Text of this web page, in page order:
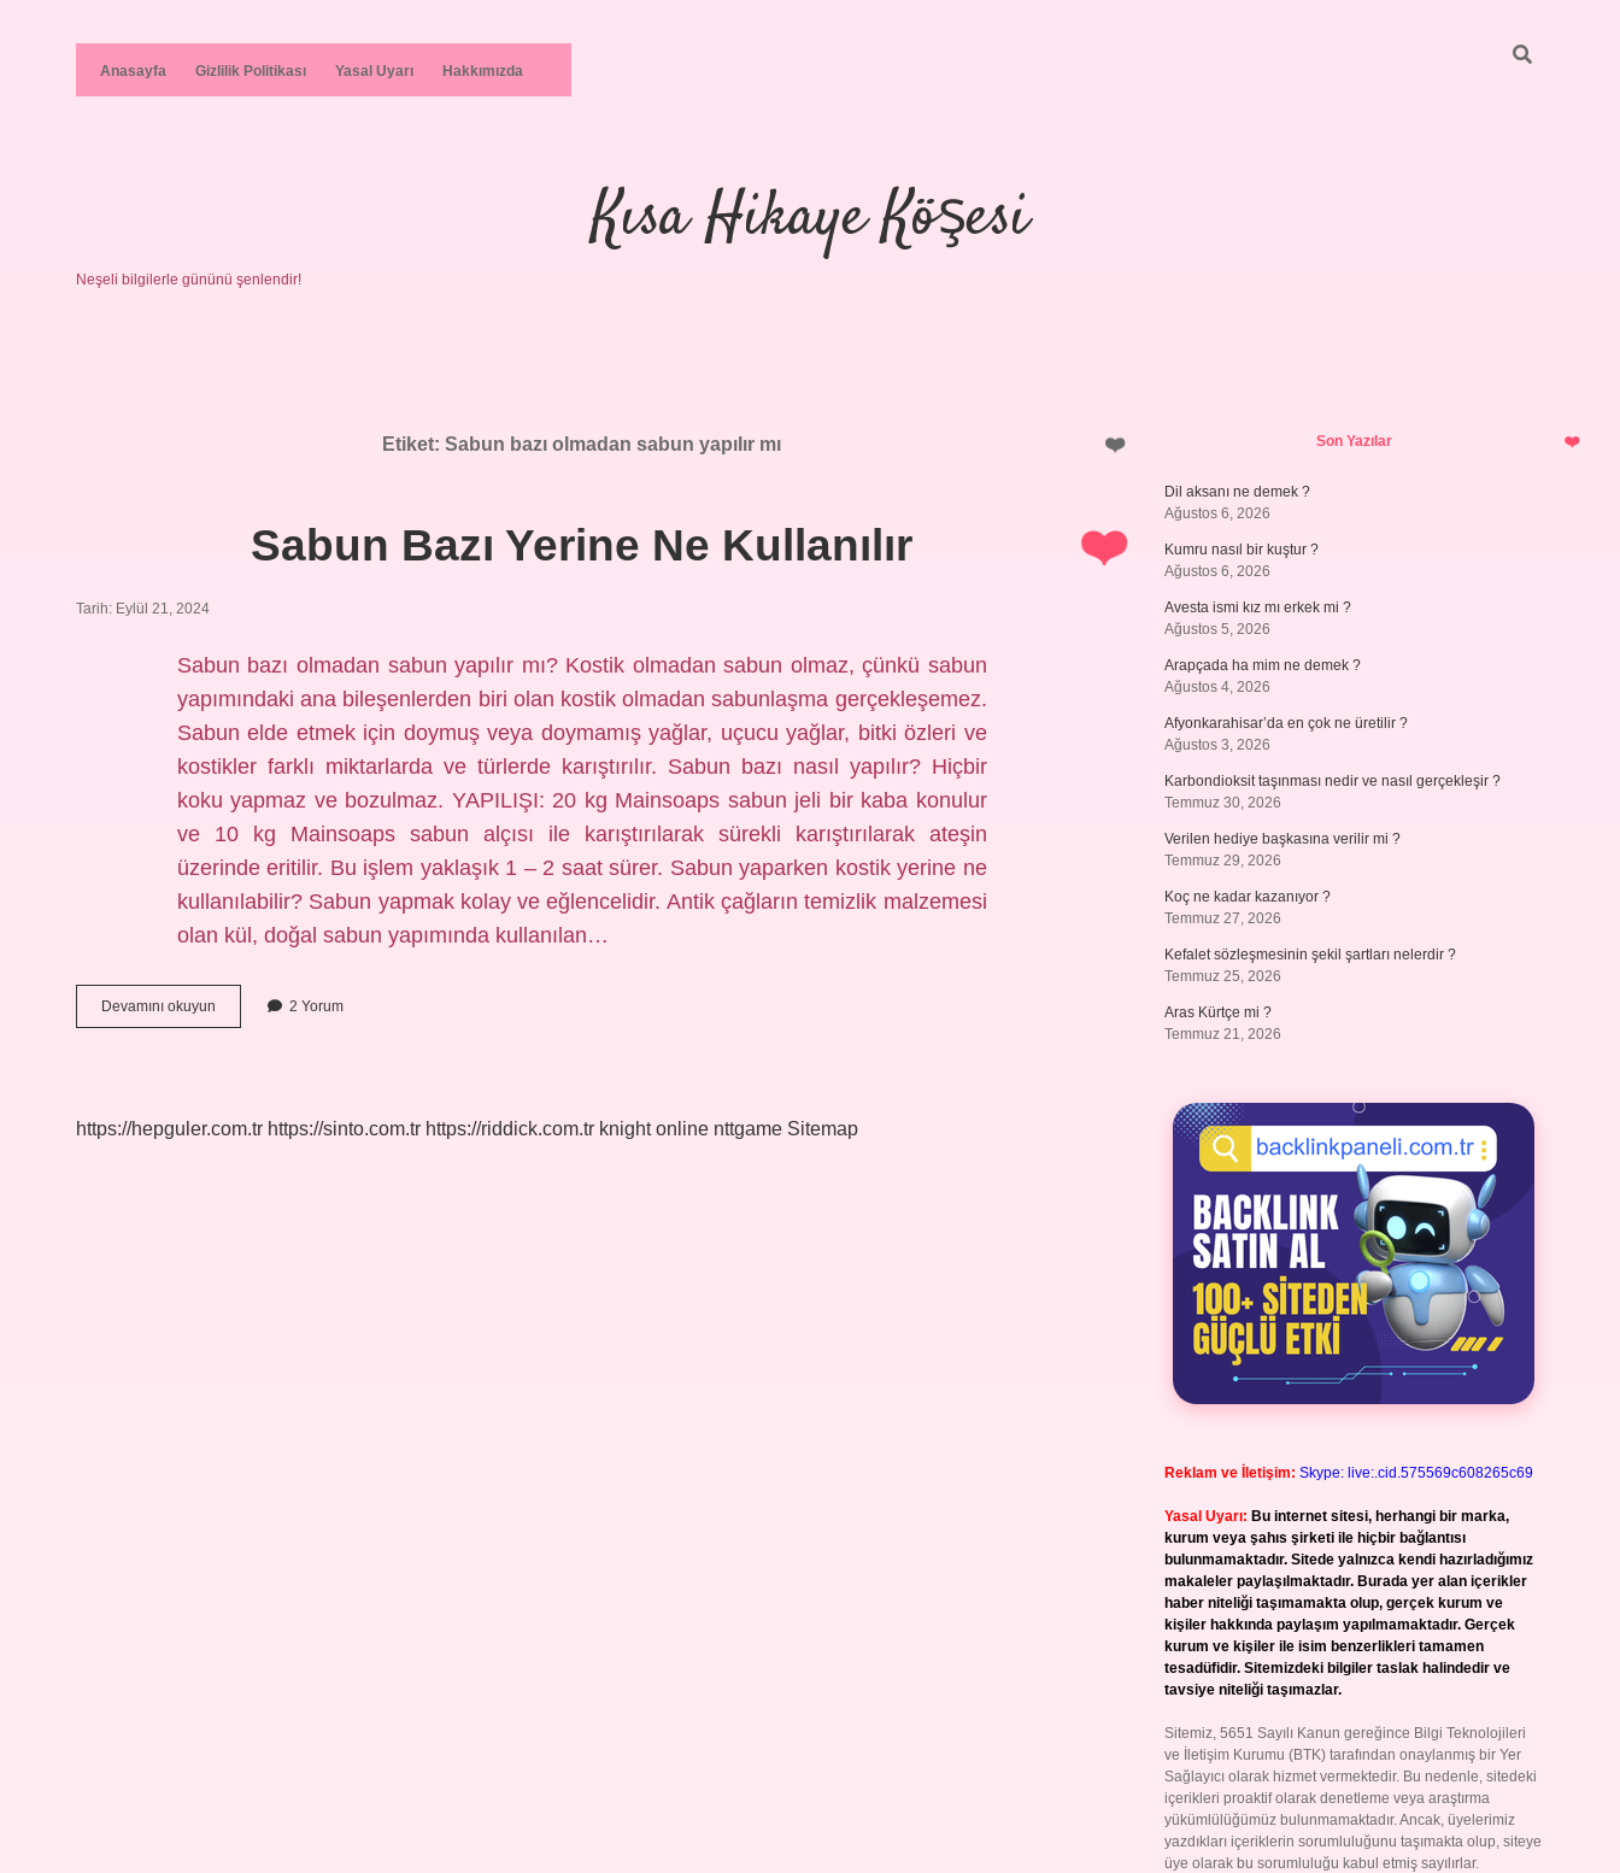
Anasayfa Gizlilik Politikası Yasal Uyarı Hakkımızda
Kısa Hikaye Köşesi
Neşeli bilgilerle gününü şenlendir!
Etiket:Sabun bazı olmadan sabun yapılır mı
Sabun Bazı Yerine Ne Kullanılır
Tarih: Eylül 21, 2024
Sabun bazı olmadan sabun yapılır mı? Kostik olmadan sabun olmaz, çünkü sabun
yapımındaki ana bileşenlerden biri olan kostik olmadan sabunlaşma gerçekleşemez.
Sabun elde etmek için doymuş veya doymamış yağlar, uçucu yağlar, bitki özleri ve
kostikler farklı miktarlarda ve türlerde karıştırılır. Sabun bazı nasıl yapılır? Hiçbir
koku yapmaz ve bozulmaz. YAPILIŞI: 20 kg Mainsoaps sabun jeli bir kaba konulur
ve 10 kg Mainsoaps sabun alçısı ile karıştırılarak sürekli karıştırılarak ateşin
üzerinde eritilir. Bu işlem yaklaşık 1 – 2 saat sürer. Sabun yaparken kostik yerine ne
kullanılabilir? Sabun yapmak kolay ve eğlencelidir. Antik çağların temizlik malzemesi
olan kül, doğal sabun yapımında kullanılan…
Devamını okuyun
Bazı
2 Yorum
https://hepguler.com.tr https://sinto.com.tr https://riddick.com.tr knight online nttgame Sitemap
SidebarSon Yazılar
Dil aksanı ne demek ?
Ağustos 6, 2026
Kumru nasıl bir kuştur ?
Ağustos 6, 2026
Avesta ismi kız mı erkek mi ?
Ağustos 5, 2026
Arapçada ha mim ne demek ?
Ağustos 4, 2026
Afyonkarahisar’da en çok ne üretilir ?
Ağustos 3, 2026
Karbondioksit taşınması nedir ve nasıl gerçekleşir ?
Temmuz 30, 2026
Verilen hediye başkasına verilir mi ?
Temmuz 29, 2026
Koç ne kadar kazanıyor ?
Temmuz 27, 2026
Kefalet sözleşmesinin şekil şartları nelerdir ?
Temmuz 25, 2026
Aras Kürtçe mi ?
Temmuz 21, 2026
Reklam ve İletişim: Skype: live:.cid.575569c608265c69
Yasal Uyarı: Bu internet sitesi, herhangi bir marka,
kurum veya şahıs şirketi ile hiçbir bağlantısı
bulunmamaktadır. Sitede yalnızca kendi hazırladığımız
makaleler paylaşılmaktadır. Burada yer alan içerikler
haber niteliği taşımamakta olup, gerçek kurum ve
kişiler hakkında paylaşım yapılmamaktadır. Gerçek
kurum ve kişiler ile isim benzerlikleri tamamen
tesadüfidir. Sitemizdeki bilgiler taslak halindedir ve
tavsiye niteliği taşımazlar.
Sitemiz, 5651 Sayılı Kanun gereğince Bilgi Teknolojileri
ve İletişim Kurumu (BTK) tarafından onaylanmış bir Yer
Sağlayıcı olarak hizmet vermektedir. Bu nedenle, sitedeki
içerikleri proaktif olarak denetleme veya araştırma
yükümlülüğümüz bulunmamaktadır. Ancak, üyelerimiz
yazdıkları içeriklerin sorumluluğunu taşımakta olup, siteye
üye olarak bu sorumluluğu kabul etmiş sayılırlar.